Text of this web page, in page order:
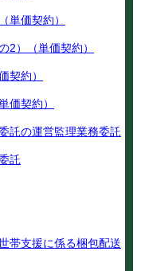
単価契約）
2）（単価契約）
契約）
価契約）
託の運営監理業務委託
託
帯支援に係る梱包配送